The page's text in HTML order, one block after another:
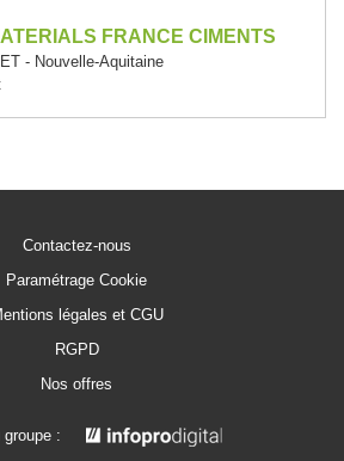
FRANCE CIMENTS
- Nouvelle-Aquitaine
Contactez-nous
Paramétrage Cookie
légales et CGU
RGPD
Nos offres
: